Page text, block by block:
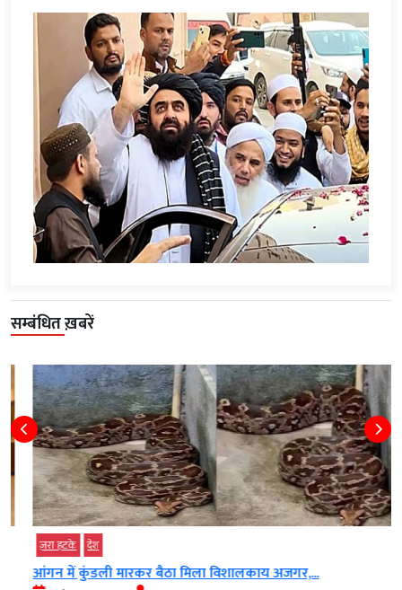
सम्बंधित ख़बरें
ज़रा हटके देश
आंगन में कुंडली मारकर बैठा मिला विशालकाय अजगर,...